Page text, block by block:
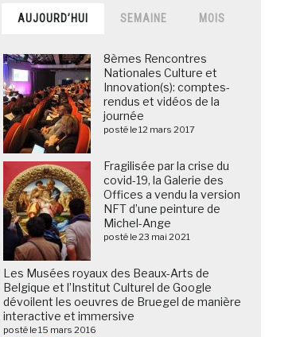
AUJOURD’HUI SEMAINE MOIS
8èmes Rencontres
Nationales Culture et
Innovation(s): comptes-
rendus et vidéos de la
journée
posté le 12 mars 2017
Fragilisée par la crise du
covid-19, la Galerie des
Offices a vendu la version
NFT d’une peinture de
Michel-Ange
posté le 23 mai 2021
Les Musées royaux des Beaux-Arts de
Belgique et l’Institut Culturel de Google
dévoilent les oeuvres de Bruegel de manière
interactive et immersive
posté le 15 mars 2016